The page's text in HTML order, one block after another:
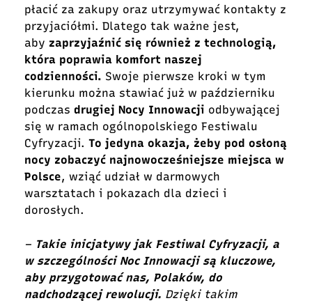
płacić za zakupy oraz utrzymywać kontakty z
przyjaciółmi. Dlatego tak ważne jest,
aby zaprzyjaźnić się również z technologią,
która poprawia komfort naszej
codzienności. Swoje pierwsze kroki w tym
kierunku można stawiać już w październiku
podczas drugiej Nocy Innowacji odbywającej
się w ramach ogólnopolskiego Festiwalu
Cyfryzacji. To jedyna okazja, żeby pod osłoną
nocy zobaczyć najnowocześniejsze miejsca w
Polsce, wziąć udział w darmowych
warsztatach i pokazach dla dzieci i
dorosłych.
– Takie inicjatywy jak Festiwal Cyfryzacji, a
w szczególności Noc Innowacji są kluczowe,
aby przygotować nas, Polaków, do
nadchodzącej rewolucji. Dzięki takim